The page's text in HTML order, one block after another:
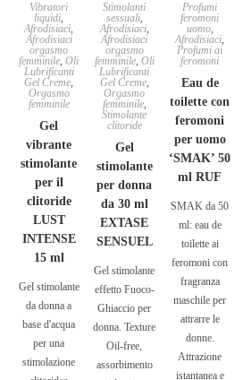
Vibratori
liquidi,
Afrodisiaci,
Afrodisiaci
orgasmo
femminile,Oli
Lubrificanti
Gel Creme,
Orgasmo
femminile
Gel
vibrante
stimolante
per il
clitoride
LUST
INTENSE
15 ml
Gel stimolante
da donna a
base d'acqua
per una
stimolazione
Stimolanti
sessuali,
Afrodisiaci,
Afrodisiaci
orgasmo
femminile, Oli
Lubrificanti
Gel Creme,
Orgasmo
femminile,
Stimolante
clitoride
Gel
stimolante
per donna
da 30 ml
EXTASE
SENSUEL
Gel stimolante
effetto Fuoco-
Ghiaccio per
donna. Texture
Oil-free,
assorbimento
Profumi
feromoni
uomo,
Afrodisiaci,
Profumi ai
feromoni
Eau de
toilette con
feromoni
per uomo
‘SMAK’ 50
ml RUF
SMAK da 50
ml: eau de
toilette ai
feromoni con
fragranza
maschile per
attrarre le
donne.
Attrazione
istantanea e